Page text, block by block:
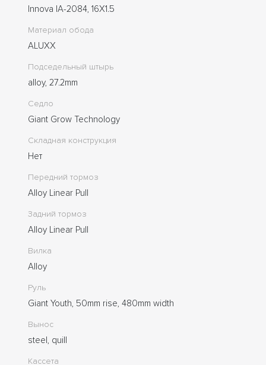
Innova IA-2084, 16X1.5
Материал обода
ALUXX
Подседельный штырь
alloy, 27.2mm
Седло
Giant Grow Technology
Складная конструкция
Нет
Передний тормоз
Alloy Linear Pull
Задний тормоз
Alloy Linear Pull
Вилка
Alloy
Руль
Giant Youth, 50mm rise, 480mm width
Вынос
steel, quill
Кассета